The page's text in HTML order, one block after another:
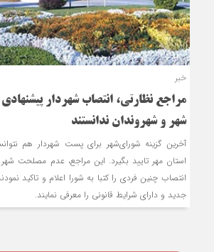
خبر
مراجع نظارتی، انتصاب شهردار
شهر و شهروندان ندانستند
آخرین گزینه شورای‌شهر برای پست شهردار هم
استان مهر تایید بگیرد. این مراجع، عدم مصلحت
انتصاب چنین فردی را کتبا به شورا اعلام و تاکید
جدید و دارای شرایط قانونی را معرفی نمایند.